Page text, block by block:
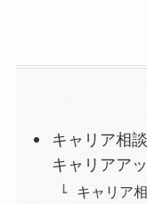
キャリア相
キャリアア
キャリア